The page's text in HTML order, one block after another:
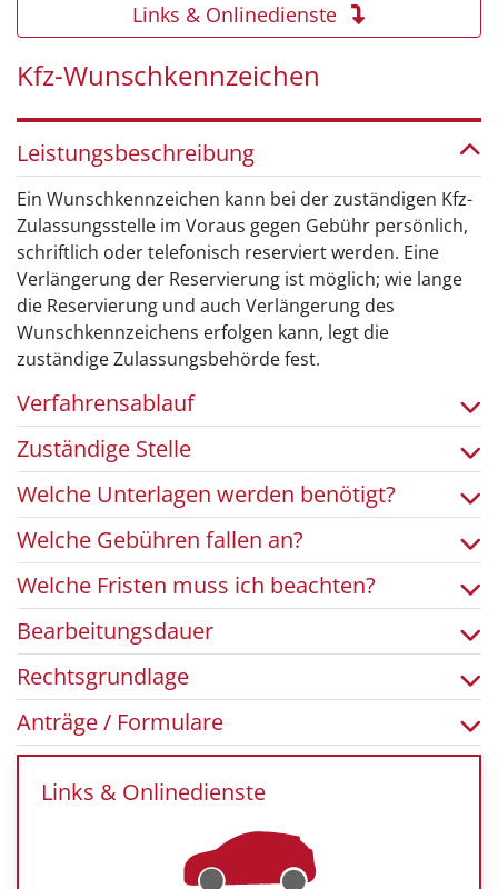
Links & Onlinedienste
Kfz-Wunschkennzeichen
Leistungsbeschreibung
Ein Wunschkennzeichen kann bei der zuständigen Kfz-
Zulassungsstelle im Voraus gegen Gebühr persönlich,
schriftlich oder telefonisch reserviert werden. Eine
Verlängerung der Reservierung ist möglich; wie lange
die Reservierung und auch Verlängerung des
Wunschkennzeichens erfolgen kann, legt die
zuständige Zulassungsbehörde fest.
Verfahrensablauf
Zuständige Stelle
Welche Unterlagen werden benötigt?
Welche Gebühren fallen an?
Welche Fristen muss ich beachten?
Bearbeitungsdauer
Rechtsgrundlage
Anträge / Formulare
Links & Onlinedienste